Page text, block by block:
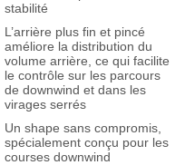
stabilité
L’arrière plus fin et pincé
améliore la distribution du
volume arrière, ce qui facilite
le contrôle sur les parcours
de downwind et dans les
virages serrés
Un shape sans compromis,
spécialement conçu pour les
courses downwind